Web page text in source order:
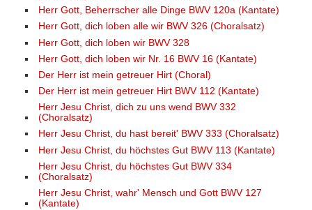
Herr Gott, Beherrscher alle Dinge BWV 120a (Kantate)
Herr Gott, dich loben alle wir BWV 326 (Choralsatz)
Herr Gott, dich loben wir BWV 328
Herr Gott, dich loben wir Nr. 16 BWV 16 (Kantate)
Der Herr ist mein getreuer Hirt (Choral)
Der Herr ist mein getreuer Hirt BWV 112 (Kantate)
Herr Jesu Christ, dich zu uns wend BWV 332
(Choralsatz)
Herr Jesu Christ, du hast bereit' BWV 333 (Choralsatz)
Herr Jesu Christ, du höchstes Gut BWV 113 (Kantate)
Herr Jesu Christ, du höchstes Gut BWV 334
(Choralsatz)
Herr Jesu Christ, wahr' Mensch und Gott BWV 127
(Kantate)